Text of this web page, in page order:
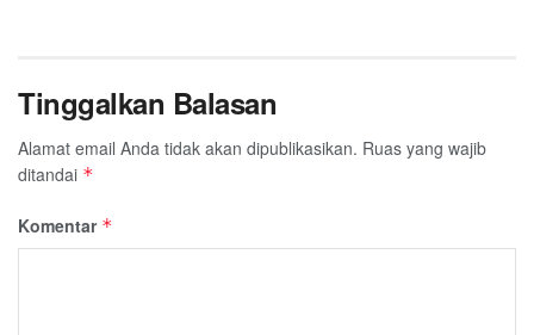
Tinggalkan Balasan
Alamat email Anda tidak akan dipublikasikan. Ruas yang wajib
ditandai *
Komentar *